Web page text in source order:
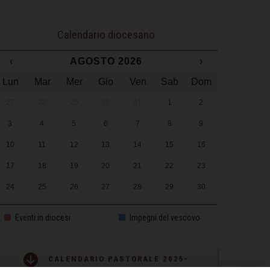
Calendario diocesano
‹ AGOSTO 2026
›
Lun
Mar Mer Gio Ven Sab Dom
1 2
3 4 5 6 7 8 9
10 11 12 13 14 15 16
17 18 19 20 21 22 23
24 25 26 27 28 29 30
Eventi in diocesi Impegni del vescovo
CALENDARIO PASTORALE 2025-